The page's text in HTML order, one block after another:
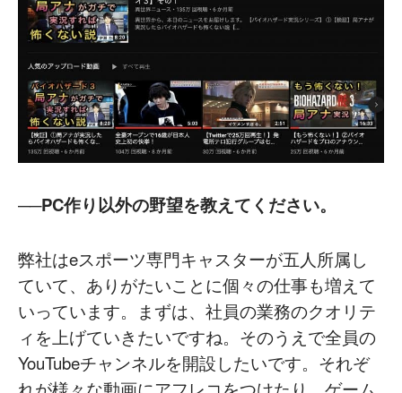
──PC作り以外の野望を教えてください。
弊社はeスポーツ専門キャスターが五人所属し
ていて、ありがたいことに個々の仕事も増えて
いっています。まずは、社員の業務のクオリテ
ィを上げていきたいですね。そのうえで全員の
YouTubeチャンネルを開設したいです。それぞ